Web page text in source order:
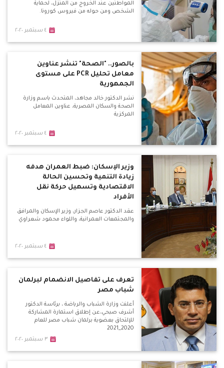
المواطنين عند الخروج من المنزل، لحماية
الشخص ومن حوله من فيروس كورونا.
٤ سبتمبر ٢٠٢٠
بالصور.. "الصحة" تنشر عناوين
معامل تحليل PCR على مستوى
الجمهورية
نشر الدكتور خالد مجاهد، المتحدث باسم وزارة
الصحة والسكان المصرية، عناوين المعامل
المركزية
٤ سبتمبر ٢٠٢٠
وزير الإسكان: ضبط العمران هدفه
زيادة التنمية وتحسين الحالة
الاقتصادية وتسهيل حركة نقل
الأفراد
عقد الدكتور عاصم الجزار، وزير الإسكان والمرافق
والمجتمعات العمرانية، واللواء محمود شعراوي
٤ سبتمبر ٢٠٢٠
تعرف على تفاصيل الانضمام لبرلمان
شباب مصر
أعلنت وزارة الشباب والرياضة ، برئاسة الدكتور
أشرف صبحي،عن إطلاق استمارة المشاركة
للإلتحاق بعضوية برلمان شباب مصر للعام
2020_2021
٣ سبتمبر ٢٠٢٠